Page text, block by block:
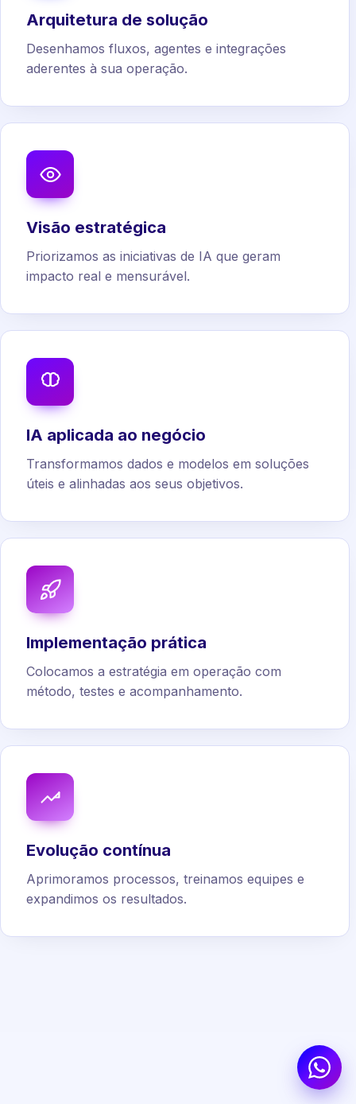
Arquitetura de solução
Desenhamos fluxos, agentes e integrações
aderentes à sua operação.
Visão estratégica
Priorizamos as iniciativas de IA que geram
impacto real e mensurável.
IA aplicada ao negócio
Transformamos dados e modelos em soluções
úteis e alinhadas aos seus objetivos.
Implementação prática
Colocamos a estratégia em operação com
método, testes e acompanhamento.
Evolução contínua
Aprimoramos processos, treinamos equipes e
expandimos os resultados.